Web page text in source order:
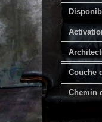
Couche
Chemin